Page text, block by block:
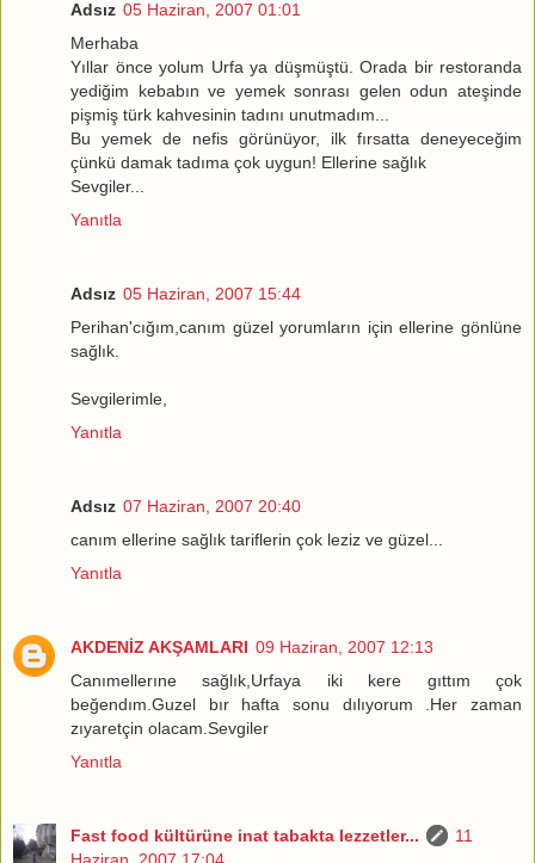
Adsız 05 Haziran, 2007 01:01
Merhaba
Yıllar önce yolum Urfa ya düşmüştü. Orada bir restoranda
yediğim kebabın ve yemek sonrası gelen odun ateşinde
pişmiş türk kahvesinin tadını unutmadım...
Bu yemek de nefis görünüyor, ilk fırsatta deneyeceğim
çünkü damak tadıma çok uygun! Ellerine sağlık
Sevgiler...
Yanıtla
Adsız 05 Haziran, 2007 15:44
Perihan'cığım,canım güzel yorumların için ellerine gönlüne
sağlık.
Sevgilerimle,
Yanıtla
Adsız 07 Haziran, 2007 20:40
canım ellerine sağlık tariflerin çok leziz ve güzel...
Yanıtla
AKDENİZ AKŞAMLARI 09 Haziran, 2007 12:13
Canımellerıne sağlık,Urfaya iki kere gıttım çok
beğendım.Guzel bır hafta sonu dılıyorum .Her zaman
zıyaretçin olacam.Sevgiler
Yanıtla
Fast food kültürüne inat tabakta lezzetler...
11